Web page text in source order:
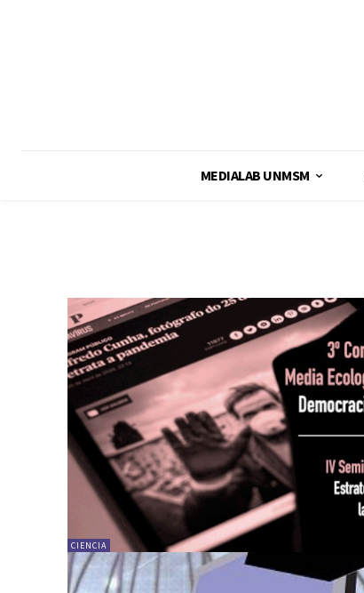
MEDIALAB UNMSM
CIENCIA